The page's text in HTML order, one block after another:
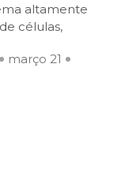
altamente
células,
março 21